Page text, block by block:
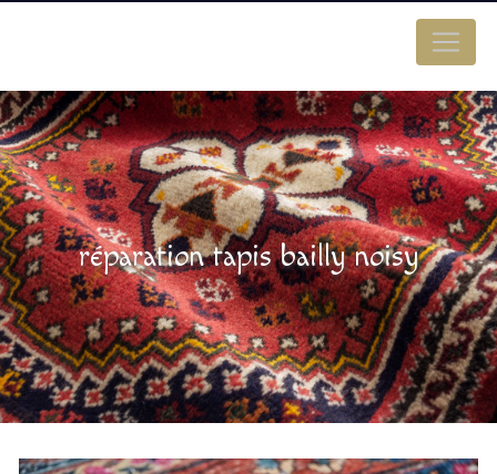
réparation tapis bailly noisy